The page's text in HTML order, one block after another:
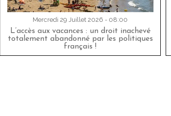
Mercredi 29 Juillet 2026 - 08:00
L’accès aux vacances : un droit inachevé
totalement abandonné par les politiques
français !